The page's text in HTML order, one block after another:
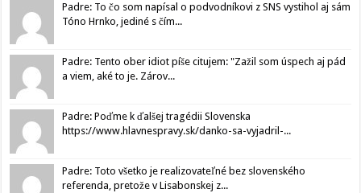
Padre: To čo som napísal o podvodníkovi z SNS vystihol aj sám
Tóno Hrnko, jediné s čím...
Padre: Tento ober idiot píše citujem: "Zažil som úspech aj pád
a viem, aké to je. Zárov...
Padre: Poďme k ďalšej tragédii Slovenska
https://www.hlavnespravy.sk/danko-sa-vyjadril-...
Padre: Toto všetko je realizovateľné bez slovenského
referenda, pretože v Lisabonskej z...